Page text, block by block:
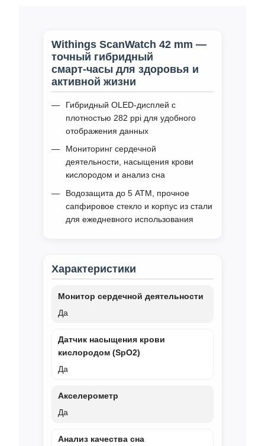
Withings ScanWatch 42 mm —
точный гибридный
смарт‑часы для здоровья и
активной жизни
Гибридный OLED‑дисплей с
плотностью 282 ppi для удобного
отображения данных
Мониторинг сердечной
деятельности, насыщения крови
кислородом и анализ сна
Водозащита до 5 ATM, прочное
сапфировое стекло и корпус из стали
для ежедневного использования
Характеристики
Монитор сердечной деятельности
Да
Датчик насыщения крови
кислородом (SpO2)
Да
Акселерометр
Да
Анализ качества сна